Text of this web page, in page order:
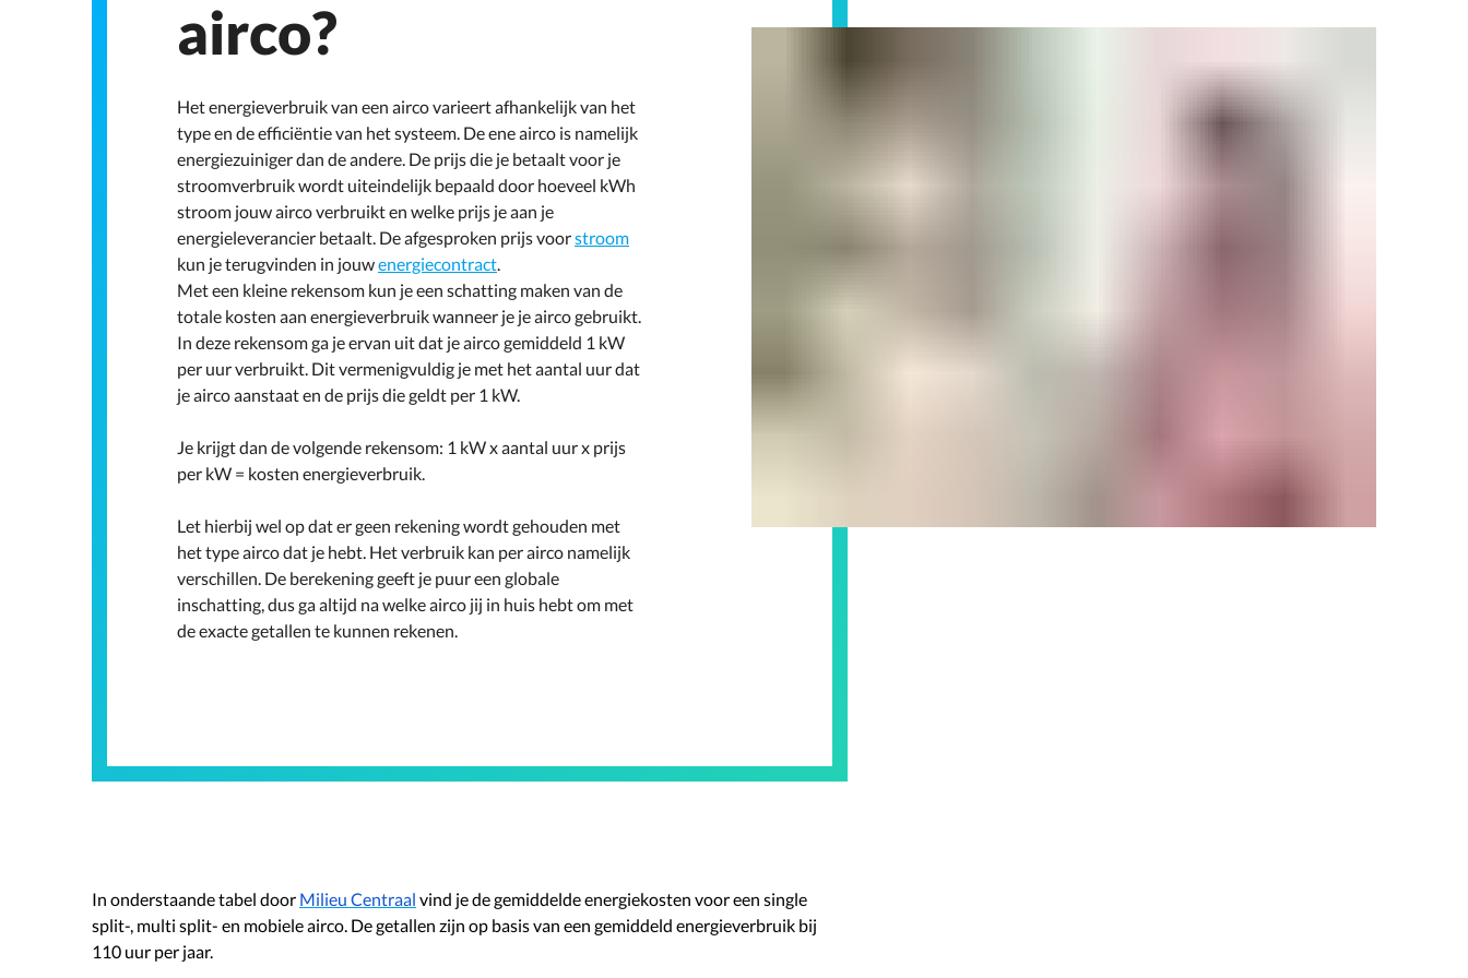
airco?
Het energieverbruik van een airco varieert afhankelijk van het
type en de efficiëntie van het systeem. De ene airco is namelijk
energiezuiniger dan de andere. De prijs die je betaalt voor je
stroomverbruik wordt uiteindelijk bepaald door hoeveel kWh
stroom jouw airco verbruikt en welke prijs je aan je
energieleverancier betaalt. De afgesproken prijs voorstroom
kun je terugvinden in jouwenergiecontract.
Met een kleine rekensom kun je een schatting maken van de
totale kosten aan energieverbruik wanneer je je airco gebruikt.
In deze rekensom ga je ervan uit dat je airco gemiddeld 1 kW
per uur verbruikt. Dit vermenigvuldig je met het aantal uur dat
je airco aanstaat en de prijs die geldt per 1 kW.
Je krijgt dan de volgende rekensom: 1 kW x aantal uur x prijs
per kW = kosten energieverbruik.
Let hierbij wel op dat er geen rekening wordt gehouden met
het type airco dat je hebt. Het verbruik kan per airco namelijk
verschillen. De berekening geeft je puur een globale
inschatting, dus ga altijd na welke airco jij in huis hebt om met
de exacte getallen te kunnen rekenen.
In onderstaande tabel door Milieu Centraal vind je de gemiddelde energiekosten voor een single
split-, multi split- en mobiele airco. De getallen zijn op basis van een gemiddeld energieverbruik bij
110 uur per jaar.